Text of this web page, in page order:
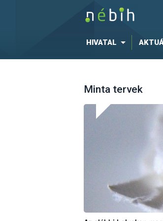
HIVATAL
Minta tervek